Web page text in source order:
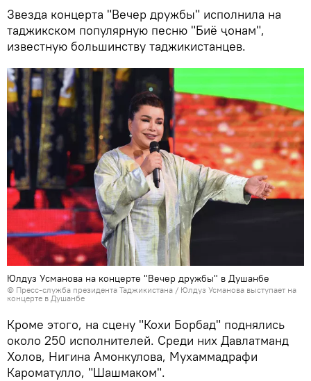
Звезда концерта "Вечер дружбы" исполнила на
таджикском популярную песню "Биё ҷонам",
известную большинству таджикистанцев.
Юлдуз Усманова на концерте "Вечер дружбы" в Душанбе
© Пресс-служба президента Таджикистана / Юлдуз Усманова выступает на
концерте в Душанбе
Кроме этого, на сцену "Кохи Борбад" поднялись
около 250 исполнителей. Среди них Давлатманд
Холов, Нигина Амонкулова, Мухаммадрафи
Кароматулло, "Шашмаком".